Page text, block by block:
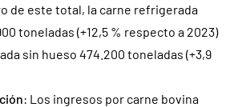
de este total, la carne refrigerada
toneladas (+12,5 % respecto a 2023)
sin hueso 474.200 toneladas (+3,9
: Los ingresos por carne bovina